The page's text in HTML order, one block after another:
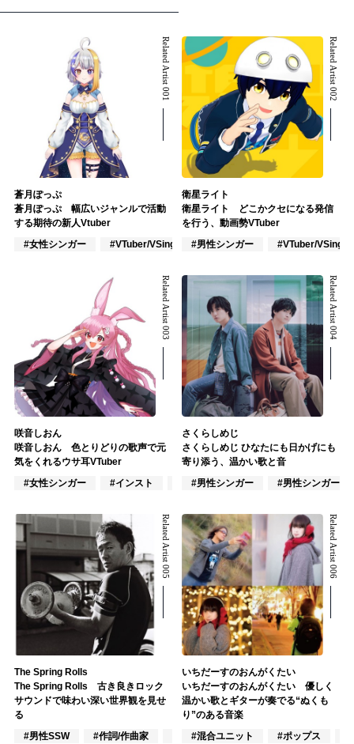
Related Artist 001
蒼月ぽっぷ
蒼月ぽっぷ 幅広いジャンルで活動
する期待の新人Vtuber
#女性シンガー
#VTuber/VSinger #ポップス
Related Artist 002
衛星ライト
衛星ライト どこかクセになる発信
を行う、動画勢VTuber
#男性シンガー
#VTuber/VSinger
Related Artist 003
咲音しおん
咲音しおん 色とりどりの歌声で元
気をくれるウサ耳VTuber
#女性シンガー
#インスト #VTuber/VSinger
Related Artist 004
さくらしめじ
さくらしめじ ひなたにも日かげにも
寄り添う、温かい歌と音
#男性シンガー
#男性シンガーグ
Related Artist 005
The Spring Rolls
The Spring Rolls 古き良きロック
サウンドで味わい深い世界観を見せ
る
#男性SSW
#作詞/作曲家 #ロック
Related Artist 006
いちだーすのおんがくたい
いちだーすのおんがくたい 優しく
温かい歌とギターが奏でる“ぬくも
り”のある音楽
#混合ユニット
#ポップス